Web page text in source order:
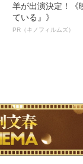
羊が出演決定！《
ている』》
PR（キノフィルムズ）